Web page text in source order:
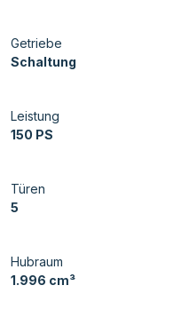
Getriebe
Schaltung
Leistung
150 PS
Türen
5
Hubraum
1.996 cm³